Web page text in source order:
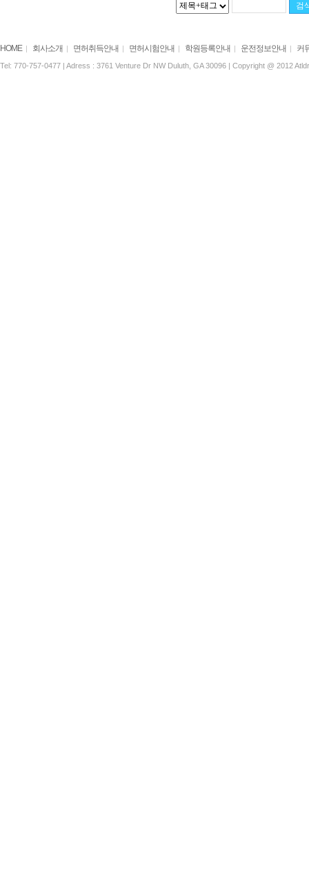
HOME| 회사소개 | 면허취득안내 | 면허시험안내 | 학원등록안내 | 운전정보안내 | 커
Tel: 770-757-0477 | Adress : 3761 Venture Dr NW Duluth, GA 30096 | Copyright @ 2012